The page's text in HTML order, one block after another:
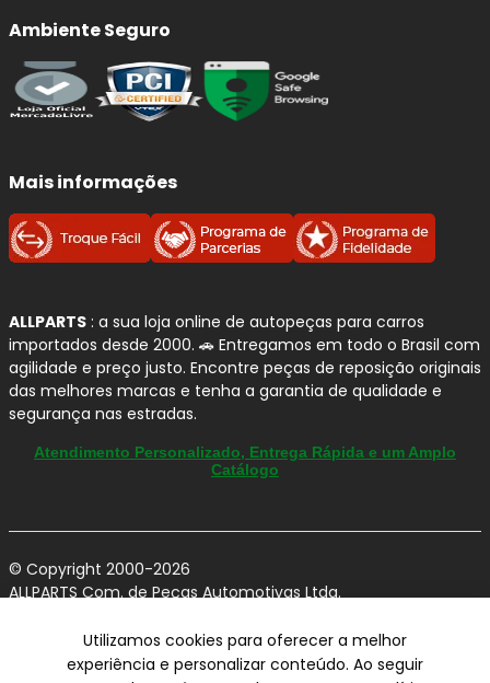
Ambiente Seguro
Mais informações
ALLPARTS : a sua loja online de autopeças para carros
importados desde 2000. 🚗 Entregamos em todo o Brasil com
agilidade e preço justo. Encontre peças de reposição originais
das melhores marcas e tenha a garantia de qualidade e
segurança nas estradas.
Atendimento Personalizado, Entrega Rápida e um Amplo
Catálogo
© Copyright 2000-2026
ALLPARTS Com. de Peças Automotivas Ltda.
Claudina - Vinhedo/SP - CEP 13284-480.
Preços, condições de pagamento e frete exclusivos para compras via
Utilizamos cookies para oferecer a melhor
experiência e personalizar conteúdo. Ao seguir